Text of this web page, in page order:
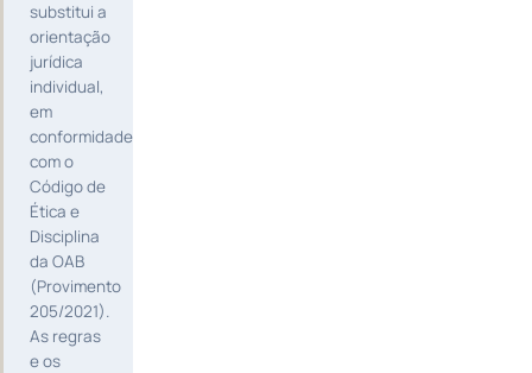
substitui a
orientação
jurídica
individual,
em
conformidade
com o
Código de
Ética e
Disciplina
da OAB
(Provimento
205/2021).
As regras
e os